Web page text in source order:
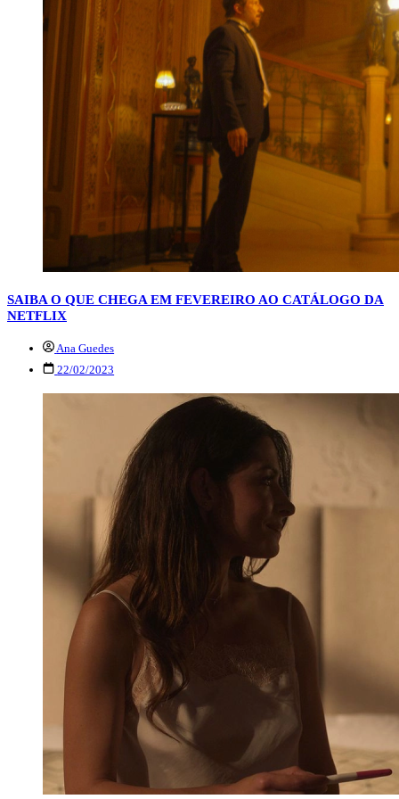
SAIBA O QUE CHEGA EM FEVEREIRO AO CATÁLOGO DA
NETFLIX
Ana Guedes
22/02/2023